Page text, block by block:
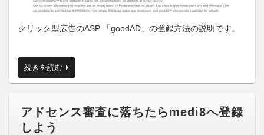
クリック型広告のASP 「goodAD」の登録方法の説明です。
続きを読む
アドセンス審査に落ちたらmedi8へ登録
しよう